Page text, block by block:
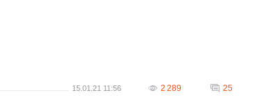
15.01.21 11:56 2 289 25